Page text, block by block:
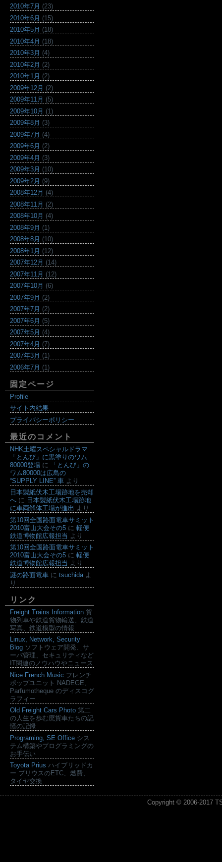
2010年7月 (23)
2010年6月 (15)
2010年5月 (18)
2010年4月 (18)
2010年3月 (4)
2010年2月 (2)
2010年1月 (2)
2009年12月 (2)
2009年11月 (5)
2009年10月 (1)
2009年8月 (3)
2009年7月 (4)
2009年6月 (2)
2009年4月 (3)
2009年3月 (10)
2009年2月 (9)
2008年12月 (4)
2008年11月 (2)
2008年10月 (4)
2008年9月 (1)
2008年8月 (10)
2008年1月 (12)
2007年12月 (14)
2007年11月 (12)
2007年10月 (6)
2007年9月 (2)
2007年7月 (2)
2007年6月 (5)
2007年5月 (4)
2007年4月 (7)
2007年3月 (1)
2006年7月 (1)
固定ページ
Profile
サイト内結果
プライバシーポリシー
最近のコメント
NHK土曜スペシャルドラマ
「とんび」に黒塗りのワム
80000登場 に
「とんび」の
ワム80000は広島の
“SUPPLY LINE” 車 より
日本製紙伏木工場跡地を売却
へ に 日本製紙伏木工場跡地
に車両解体工場が進出 より
第10回全国路面電車サミット
2010富山大会その5 に 軽便
鉄道博物館広報担当 より
第10回全国路面電車サミット
2010富山大会その5 に 軽便
鉄道博物館広報担当 より
謎の路面電車 に tsuchida よ
り
リンク
Freight Trains Information 貨
物列車や鉄道貨物輸送、鉄道
写真、鉄道模型の情報
Linux, Network, Security
Blog ソフトウェア開発、サ
ーバ管理、セキュリティなど
IT関連のノウハウやニュース
Nice French Music フレンチ
ポップユニット NADEGE、
Parfumotheque のディスコグ
ラフィー
Old Freight Cars Photo 第二
の人生を歩む廃貨車たちの記
憶の記録
Programing, SE Office シス
テム構築やプログラミングの
お手伝い
Toyota Prius ハイブリッドカ
ー プリウスのETC、燃費、
タイヤ交換
Copyright © 2006-2017